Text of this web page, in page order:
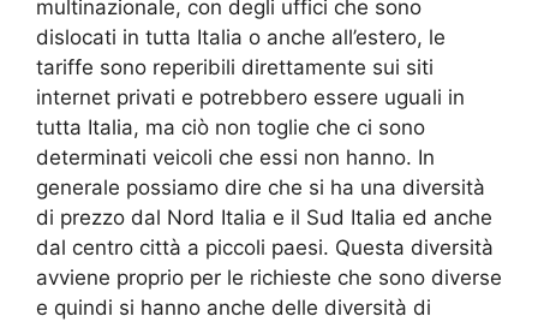
multinazionale, con degli uffici che sono
dislocati in tutta Italia o anche all’estero, le
tariffe sono reperibili direttamente sui siti
internet privati e potrebbero essere uguali in
tutta Italia, ma ciò non toglie che ci sono
determinati veicoli che essi non hanno. In
generale possiamo dire che si ha una diversità
di prezzo dal Nord Italia e il Sud Italia ed anche
dal centro città a piccoli paesi. Questa diversità
avviene proprio per le richieste che sono diverse
e quindi si hanno anche delle diversità di